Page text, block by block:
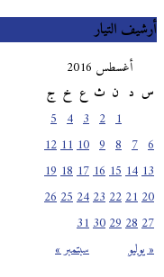
أرشيف التيار
أغسطس 2016
س
ث خ ج
« يوليو سبتمبر »
10
11
12
13
14
15
16
17
18
19
20
21
22
23
24
25
26
27
28
29
30
31